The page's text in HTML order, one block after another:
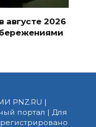
августе 2026
PNZ.RU |
портал | Для